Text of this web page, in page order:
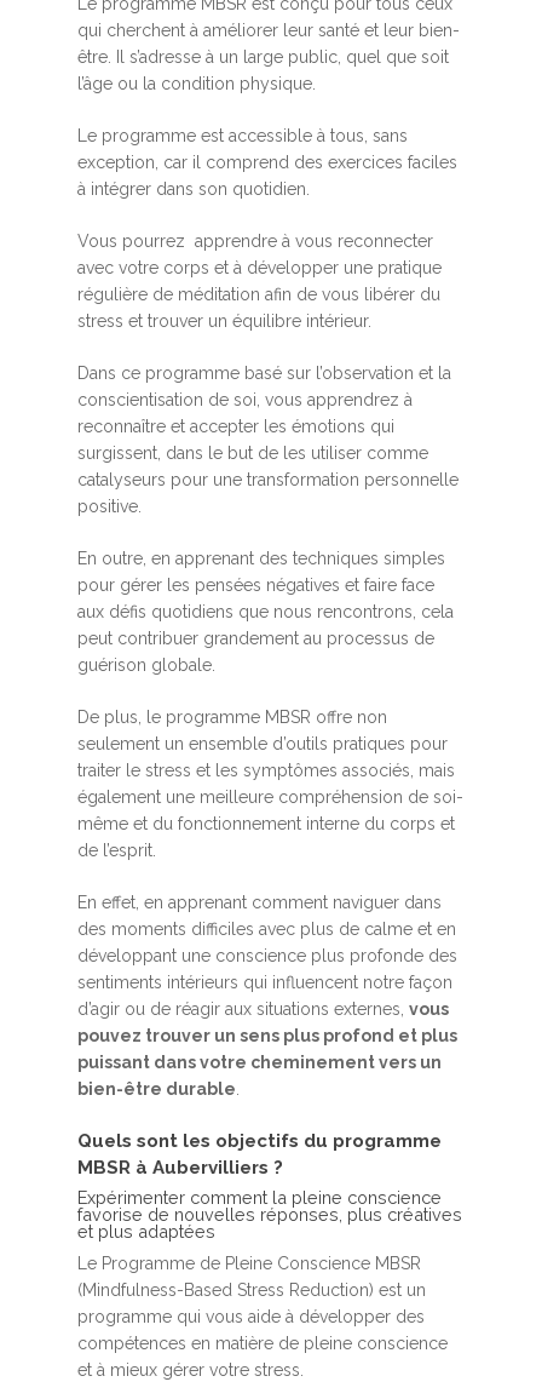
qui cherchent à améliorer leur santé et leur bien-
être. Il s’adresse à un large public, quel que soit
l’âge ou la condition physique.
Le programme est accessible à tous, sans
exception, car il comprend des exercices faciles
à intégrer dans son quotidien.
Vous pourrez apprendre à vous reconnecter
avec votre corps et à développer une pratique
régulière de méditation afin de vous libérer du
stress et trouver un équilibre intérieur.
Dans ce programme basé sur l’observation et la
conscientisation de soi, vous apprendrez à
reconnaître et accepter les émotions qui
surgissent, dans le but de les utiliser comme
catalyseurs pour une transformation personnelle
positive.
En outre, en apprenant des techniques simples
pour gérer les pensées négatives et faire face
aux défis quotidiens que nous rencontrons, cela
peut contribuer grandement au processus de
guérison globale.
De plus, le programme MBSR offre non
seulement un ensemble d’outils pratiques pour
traiter le stress et les symptômes associés, mais
également une meilleure compréhension de soi-
même et du fonctionnement interne du corps et
de l’esprit.
En effet, en apprenant comment naviguer dans
des moments difficiles avec plus de calme et en
développant une conscience plus profonde des
sentiments intérieurs qui influencent notre façon
d’agir ou de réagir aux situations externes, vous
pouvez trouver un sens plus profond et plus
puissant dans votre cheminement vers un
bien-être durable
Quels sont les objectifs du programme
MBSR à Aubervilliers ?
Expérimenter comment la pleine conscience
favorise de nouvelles réponses, plus créatives
et plus adaptées
Le Programme de Pleine Conscience MBSR
(Mindfulness-Based Stress Reduction) est un
programme qui vous aide à développer des
compétences en matière de pleine conscience
et à mieux gérer votre stress.